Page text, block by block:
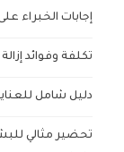
إجابات الخبراء
تكلفة وفوائد
دليل شامل
تحضير مثالي